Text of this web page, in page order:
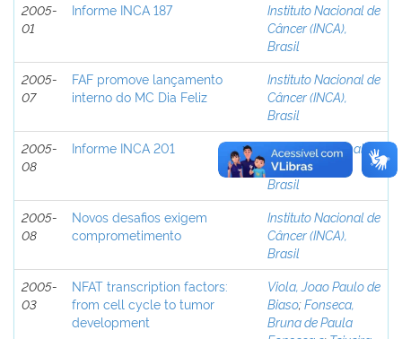
2005-
01
Informe INCA 187
Instituto Nacional de
Câncer (INCA),
Brasil
2005-
07
FAF promove lançamento
interno do MC Dia Feliz
Instituto Nacional de
Câncer (INCA),
Brasil
2005-
08
Informe INCA 201
Instituto Nacional de
Câncer (INCA),
Brasil
2005-
08
Novos desafios exigem
comprometimento
Instituto Nacional de
Câncer (INCA),
Brasil
2005-
03
NFAT transcription factors:
from cell cycle to tumor
development
Viola, Joao Paulo de
Biaso;Fonseca,
Bruna de Paula